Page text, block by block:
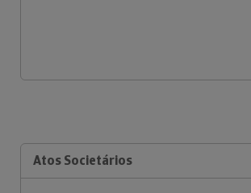
Atos Societários